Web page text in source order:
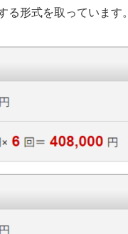
形式を取っています。